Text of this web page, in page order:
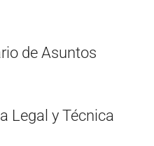
de Asuntos
Legal y Técnica